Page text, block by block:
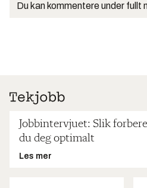
Du kan kommentere under fullt
Jobbintervjuet: Slik
du deg optimalt
Les mer